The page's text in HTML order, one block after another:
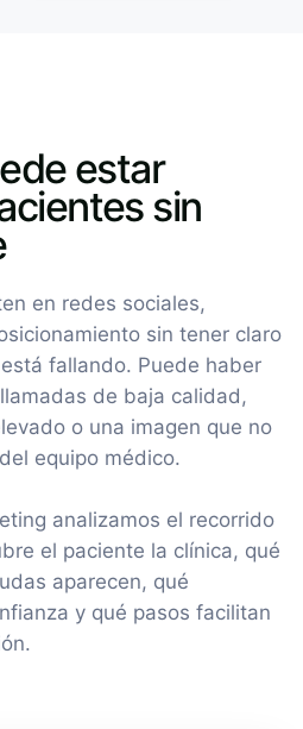
estar
sin
en redes sociales,
sin tener claro
fallando. Puede haber
de baja calidad,
o una imagen que no
equipo médico.
analizamos el recorrido
el paciente la clínica, qué
aparecen, qué
y qué pasos facilitan